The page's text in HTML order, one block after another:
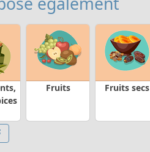
Fruits Fruits secs